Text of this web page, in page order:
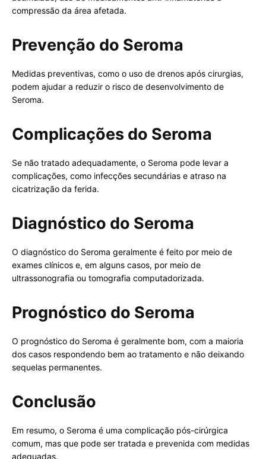
compressão da área afetada.
Prevenção do Seroma
Medidas preventivas, como o uso de drenos após cirurgias,
podem ajudar a reduzir o risco de desenvolvimento de
Seroma.
Complicações do Seroma
Se não tratado adequadamente, o Seroma pode levar a
complicações, como infecções secundárias e atraso na
cicatrização da ferida.
Diagnóstico do Seroma
O diagnóstico do Seroma geralmente é feito por meio de
exames clínicos e, em alguns casos, por meio de
ultrassonografia ou tomografia computadorizada.
Prognóstico do Seroma
O prognóstico do Seroma é geralmente bom, com a maioria
dos casos respondendo bem ao tratamento e não deixando
sequelas permanentes.
Conclusão
Em resumo, o Seroma é uma complicação pós-cirúrgica
comum, mas que pode ser tratada e prevenida com medidas
adequadas.